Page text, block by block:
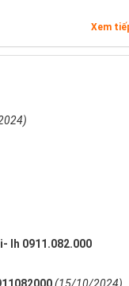
Xem
lh 0911.082.000